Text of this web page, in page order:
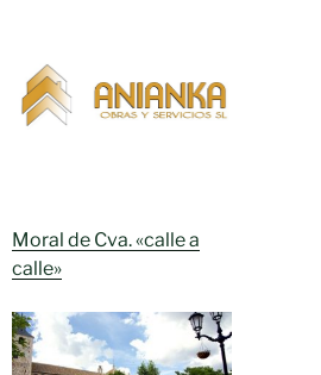
Moral de Cva. «calle a
calle»